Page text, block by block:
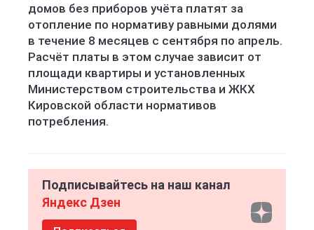
домов без приборов учёта платят за
отопление по нормативу равными долями
в течение 8 месяцев с сентября по апрель.
Расчёт платы в этом случае зависит от
площади квартиры и установленных
Министерством строительства и ЖКХ
Кировской области нормативов
потребления.
Подписывайтесь на наш канал
Яндекс Дзен